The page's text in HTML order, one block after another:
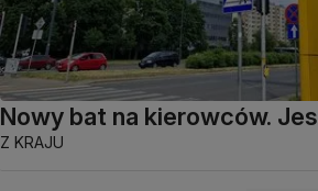
Nowy bat na kierowców.
Z KRAJU